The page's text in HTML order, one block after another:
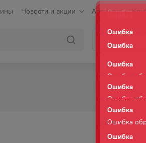
Новости и акции Аренда
Ошибка
Ошибка
Ошибка
Ошибка
запрос
Ошибка
Ошибка
Ошибка